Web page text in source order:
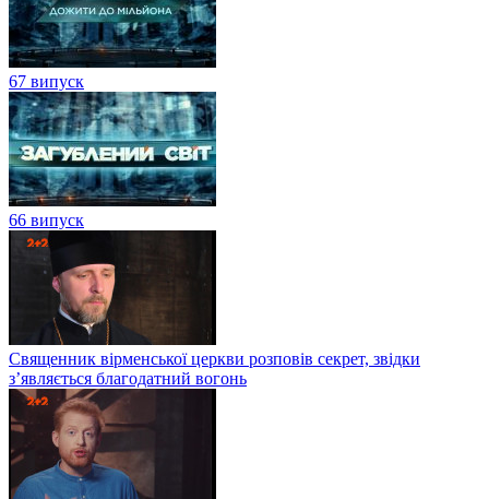
67 випуск
66 випуск
Священник вірменської церкви розповів секрет, звідки
з’являється благодатний вогонь